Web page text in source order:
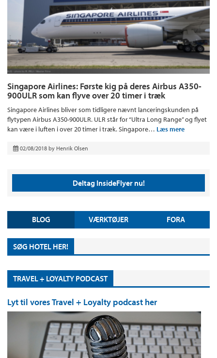
Singapore Airlines: Første kig på deres Airbus A350-
900ULR som kan flyve over 20 timer i træk
Singapore Airlines bliver som tidligere nævnt lanceringskunden på
flytypen Airbus A350-900ULR. ULR står for “Ultra Long Range” og flyet
kan være i luften i over 20 timer i træk. Singapore… Læs mere
02/08/2018 by Henrik Olsen
Deltag InsideFlyer nu!
BLOG VÆRKTØJER FORA
SØG HOTEL HER!
TRAVEL + LOYALTY PODCAST
Lyt til vores Travel + Loyalty podcast her